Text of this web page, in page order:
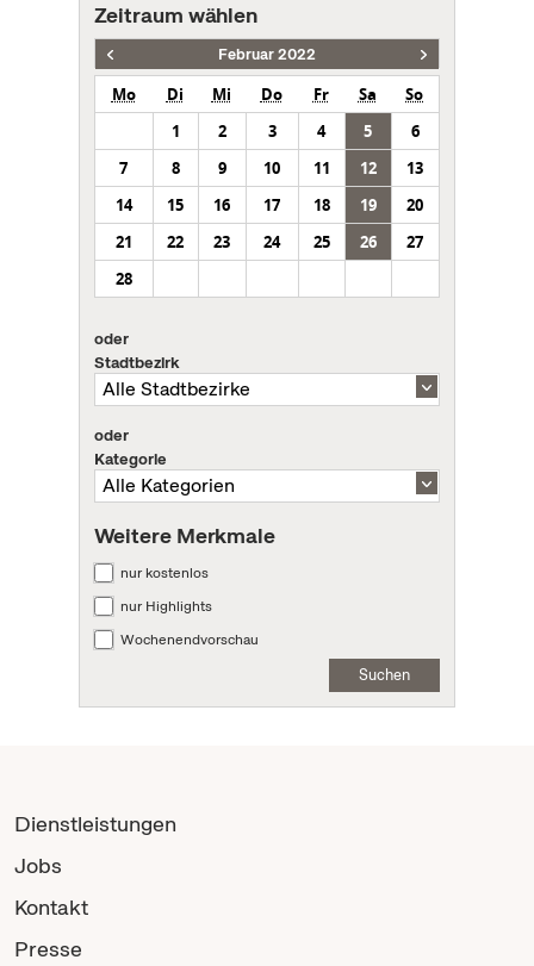
Zeitraum wählen
Februar 2022
Mo Di Mi Do Fr Sa
So
1
2 3 4 5
6
7
8 9 10 11 12
13
14
15 16 17 18 19
20
21
22 23 24 25 26
27
28
oder
Stadtbezirk
oder
Kategorie
Weitere Merkmale
nur kostenlos
nur Highlights
Wochenendvorschau
Suchen
Dienstleistungen
Jobs
Kontakt
Presse